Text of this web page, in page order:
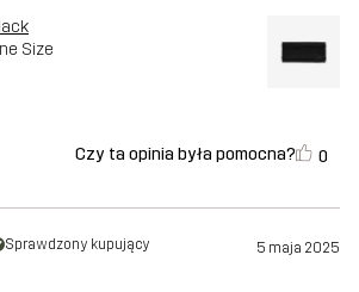
Size
Czy ta opinia była pomocna? 0
Sprawdzony kupujący 5 maja 2025